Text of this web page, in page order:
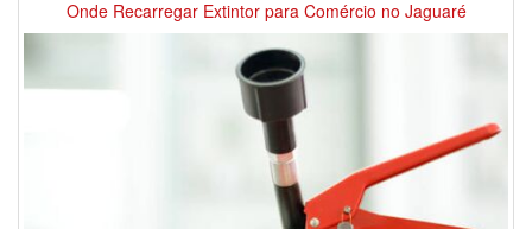
Onde Recarregar Extintor para Comércio no Jaguaré